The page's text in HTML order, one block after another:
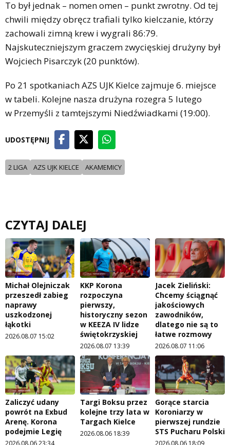
To był jednak – nomen omen – punkt zwrotny. Od tej
chwili między obręcz trafiali tylko kielczanie, którzy
zachowali zimną krew i wygrali 86:79.
Najskuteczniejszym graczem zwycięskiej drużyny był
Wojciech Pisarczyk (20 punktów).
Po 21 spotkaniach AZS UJK Kielce zajmuje 6. miejsce
w tabeli. Kolejne nasza drużyna rozegra 5 lutego
w Przemyśli z tamtejszymi Niedźwiadkami (19:00).
UDOSTĘPNIJ
2 LIGA AZS UJK KIELCE AKAMEMICY
CZYTAJ DALEJ
Michał Olejniczak
przeszedł zabieg
naprawy
uszkodzonej
łąkotki
2026.08.07 15:02
KKP Korona
rozpoczyna
pierwszy,
historyczny sezon
w KEEZA IV lidze
świętokrzyskiej
2026.08.07 13:39
Jacek Zieliński:
Chcemy ściągnąć
jakościowych
zawodników,
dlatego nie są to
łatwe rozmowy
2026.08.07 11:06
Zaliczyć udany
powrót na Exbud
Arenę. Korona
podejmie Legię
Targi Boksu przez
kolejne trzy lata w
Targach Kielce
2026.08.06 18:39
Gorące starcia
Koroniarzy w
pierwszej rundzie
STS Pucharu Polski